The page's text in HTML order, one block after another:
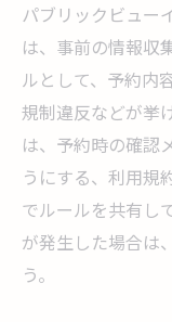
パブリックビュー
は、事前の情報収
ルとして、予約内
規制違反などが挙
は、予約時の確認
うにする、利用規
でルールを共有し
が発生した場合は
う。